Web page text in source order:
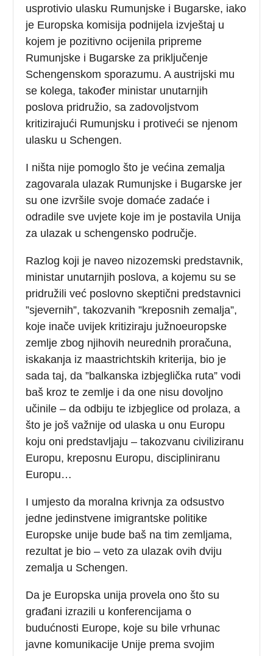
usprotivio ulasku Rumunjske i Bugarske, iako
je Europska komisija podnijela izvještaj u
kojem je pozitivno ocijenila pripreme
Rumunjske i Bugarske za priključenje
Schengenskom sporazumu. A austrijski mu
se kolega, također ministar unutarnjih
poslova pridružio, sa zadovoljstvom
kritizirajući Rumunjsku i protiveći se njenom
ulasku u Schengen.
I ništa nije pomoglo što je većina zemalja
zagovarala ulazak Rumunjske i Bugarske jer
su one izvršile svoje domaće zadaće i
odradile sve uvjete koje im je postavila Unija
za ulazak u schengensko područje.
Razlog koji je naveo nizozemski predstavnik,
ministar unutarnjih poslova, a kojemu su se
pridružili već poslovno skeptični predstavnici
”sjevernih”, takozvanih ”kreposnih zemalja”,
koje inače uvijek kritiziraju južnoeuropske
zemlje zbog njihovih neurednih proračuna,
iskakanja iz maastrichtskih kriterija, bio je
sada taj, da ”balkanska izbjeglička ruta” vodi
baš kroz te zemlje i da one nisu dovoljno
učinile – da odbiju te izbjeglice od prolaza, a
što je još važnije od ulaska u onu Europu
koju oni predstavljaju – takozvanu civiliziranu
Europu, kreposnu Europu, discipliniranu
Europu…
I umjesto da moralna krivnja za odsustvo
jedne jedinstvene imigrantske politike
Europske unije bude baš na tim zemljama,
rezultat je bio – veto za ulazak ovih dviju
zemalja u Schengen.
Da je Europska unija provela ono što su
građani izrazili u konferencijama o
budućnosti Europe, koje su bile vrhunac
javne komunikacije Unije prema svojim